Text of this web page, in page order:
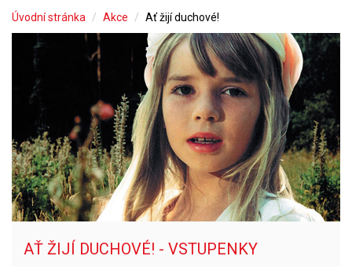
Úvodní stránka Akce Ať žijí duchové!
AŤ ŽIJÍ DUCHOVÉ! - VSTUPENKY